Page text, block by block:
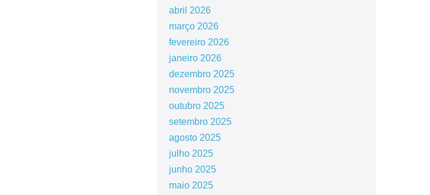
abril 2026
março 2026
fevereiro 2026
janeiro 2026
dezembro 2025
novembro 2025
outubro 2025
setembro 2025
agosto 2025
julho 2025
junho 2025
maio 2025